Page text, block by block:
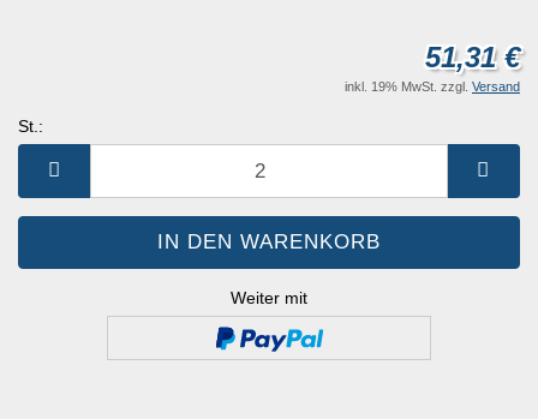
51,31 €
inkl. 19% MwSt. zzgl. Versand
St.:
Weiter mit